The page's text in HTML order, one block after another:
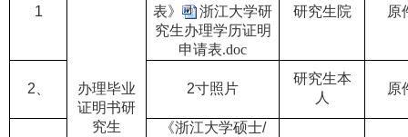
1
办理毕业
证明书研
究生
表》
浙江大学研
究生办理学历证明
申请表.doc
研究生院 原
2 2寸照片
研究生本
人
原
《浙江大学硕士/